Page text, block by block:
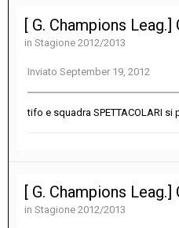
in Stagione 2012/2013
Inviato September 19, 2012
tifo e squadra SPETTACOLARI si
in Stagione 2012/2013